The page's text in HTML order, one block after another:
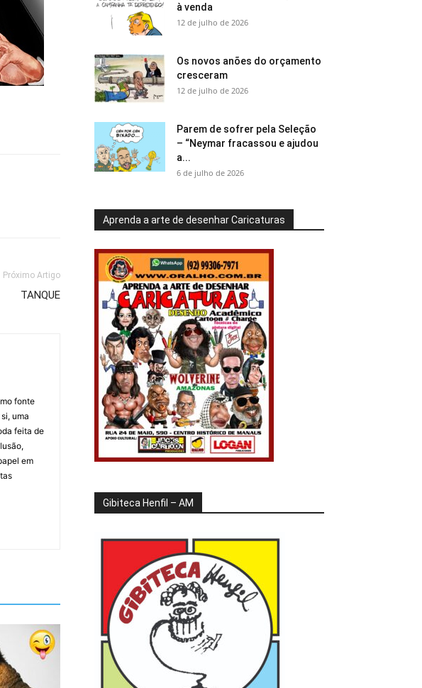
Próximo Artigo
TANQUE
fonte
uma
feita de
em
à venda
12 de julho de 2026
Os novos anões do orçamento
cresceram
12 de julho de 2026
Parem de sofrer pela Seleção
– “Neymar fracassou e ajudou
a...
6 de julho de 2026
Aprenda a arte de desenhar Caricaturas
Gibiteca Henfil – AM